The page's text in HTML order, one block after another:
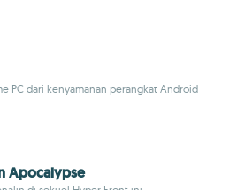
PC dari kenyamanan perangkat Android
Apocalypse